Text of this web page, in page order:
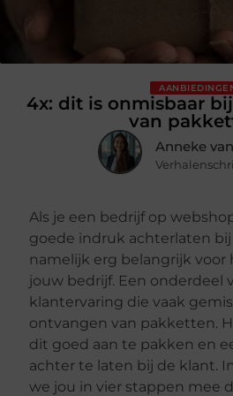
4x: dit is onmisbaar
van
Anneke
Als je een bedrijf op
goede indruk achterlaten
namelijk erg belangrijk voor
jouw bedrijf. Een onderdeel
klantervaring die vaak
ontvangen van pakketten.
dit goed aan te pakken en
achter te laten bij de klant.
we jou in vier stappen mee